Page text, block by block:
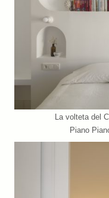
La volteta del
Piano